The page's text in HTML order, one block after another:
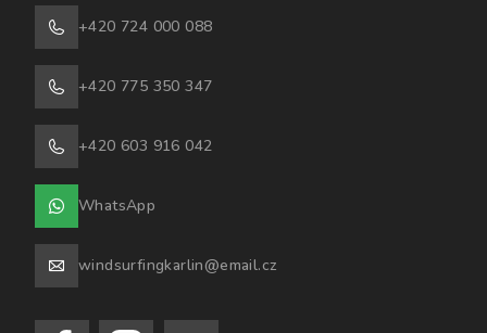
+420 724 000 088
+420 775 350 347
+420 603 916 042
WhatsApp
windsurfingkarlin@email.cz